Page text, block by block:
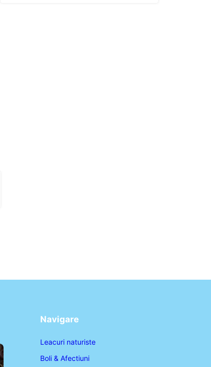
Navigare
Leacuri naturiste
Boli & Afectiuni